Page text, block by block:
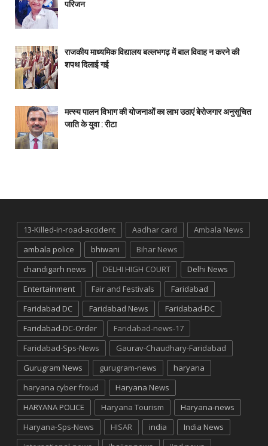
परिजन
राजकीय माध्यमिक विद्यालय बल्लभगढ़ में बाल विवाह न करने की
शपथ दिलाई गई
मत्स्य पालन विभाग की योजनाओं का लाभ उठाएं बेरोजगार अनुसूचित
जाति के युवा : रीटा
13-Killed-in-road-accident Aadhar card
Ambala News
ambala police
bhiwani
Bihar News
chandigarh news
DELHI HIGH COURT
Delhi News
Entertainment
Fair and Festivals
Faridabad
Faridabad DC
Faridabad News
Faridabad-DC
Faridabad-DC-Order
Faridabad-news-17
Faridabad-Sps-News
Gaurav-Chaudhary-Faridabad
Gurugram News
gurugram-news
haryana
haryana cyber froud
Haryana News
HARYANA POLICE
Haryana Tourism
Haryana-news
Haryana-Sps-News
HISAR india
India News